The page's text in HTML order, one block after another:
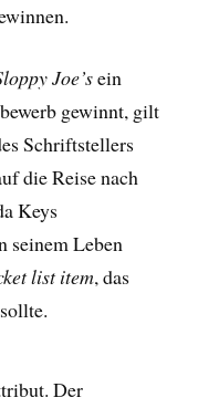
Joe’sein
gewinnt, gilt
Schriftstellers
die Reise nach
Keys
seinem Leben
list item, das